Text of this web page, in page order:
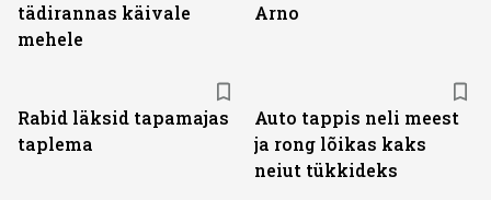
tädirannas käivale
mehele
Arno
Rabid läksid tapamajas
taplema
Auto tappis neli meest
ja rong lõikas kaks
neiut tükkideks